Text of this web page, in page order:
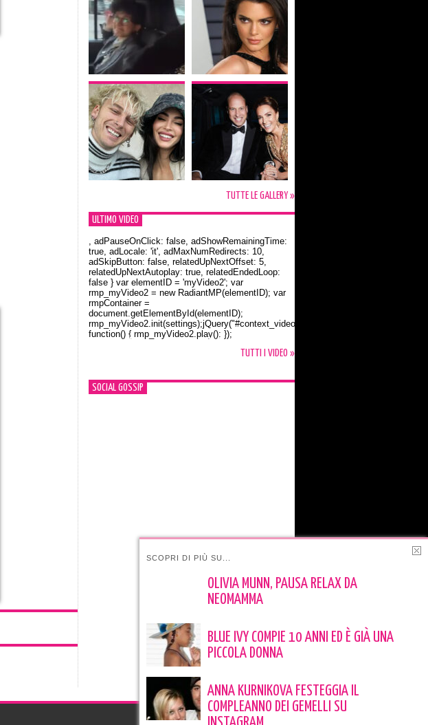
TUTTE LE GALLERY »
ULTIMO VIDEO
Orlando Bloom e la t-shirt dedicata a Flynn
, adPauseOnClick: false, adShowRemainingTime:
true, adLocale: 'it', adMaxNumRedirects: 10,
adSkipButton: false, relatedUpNextOffset: 5,
relatedUpNextAutoplay: true, relatedEndedLoop:
false } var elementID = 'myVideo2'; var
rmp_myVideo2 = new RadiantMP(elementID); var
rmpContainer =
document.getElementById(elementID);
rmp_myVideo2.init(settings);jQuery("#context_video2").one("mouseover",
function() { rmp_myVideo2.play(); });
TUTTI I VIDEO »
SOCIAL GOSSIP
SCOPRI DI PIÙ SU...
OLIVIA MUNN, PAUSA RELAX DA
NEOMAMMA
BLUE IVY COMPIE 10 ANNI ED È GIÀ UNA
PICCOLA DONNA
ANNA KURNIKOVA FESTEGGIA IL
COMPLEANNO DEI GEMELLI SU